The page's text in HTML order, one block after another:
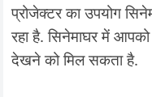
प्रोजेक्टर का उपयोग
रहा है. सिनेमाघर में
देखने को मिल सकता है.